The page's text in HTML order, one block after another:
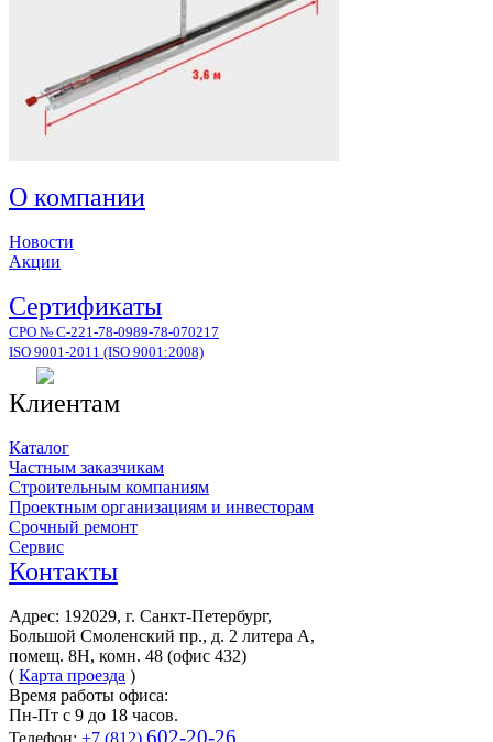
О компании
Новости
Акции
Сертификаты
СРО № С-221-78-0989-78-070217
ISO 9001-2011 (ISO 9001:2008)
Клиентам
Каталог
Частным заказчикам
Строительным компаниям
Проектным организациям и инвесторам
Срочный ремонт
Сервис
Контакты
Адрес: 192029, г. Санкт-Петербург,
Большой Смоленский пр., д. 2 литера А,
помещ. 8Н, комн. 48 (офис 432)
( Карта проезда )
Время работы офиса:
Пн-Пт с 9 до 18 часов.